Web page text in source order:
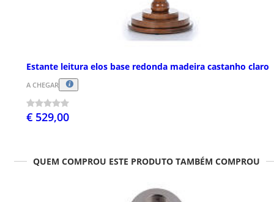
Estante leitura elos base redonda madeira castanho claro
A CHEGAR
€ 529,00
QUEM COMPROU ESTE PRODUTO TAMBÉM COMPROU